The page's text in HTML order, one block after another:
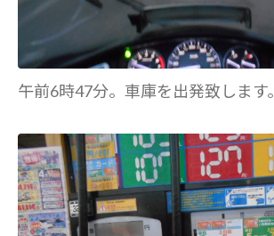
午前6時47分。車庫を出発致します。